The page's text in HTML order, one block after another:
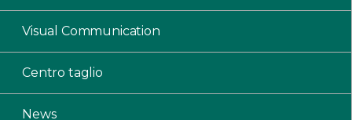
Visual Communication
Centro taglio
News